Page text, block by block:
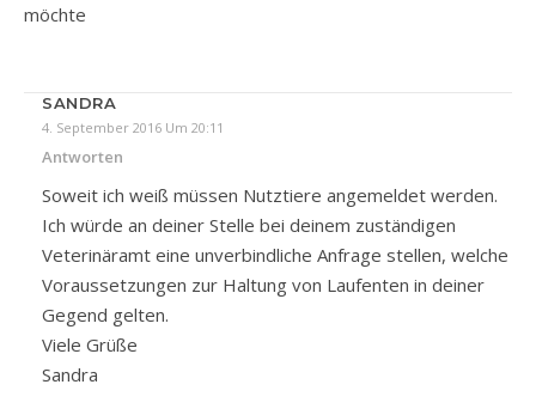
möchte
SANDRA
4. September 2016 Um 20:11
Antworten
Soweit ich weiß müssen Nutztiere angemeldet werden.
Ich würde an deiner Stelle bei deinem zuständigen
Veterinäramt eine unverbindliche Anfrage stellen, welche
Voraussetzungen zur Haltung von Laufenten in deiner
Gegend gelten.
Viele Grüße
Sandra